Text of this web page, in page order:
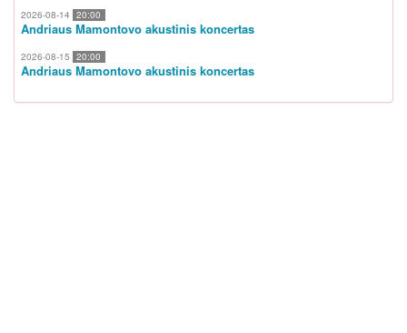
2026-08-14 20:00
Andriaus Mamontovo akustinis koncertas
2026-08-15 20:00
Andriaus Mamontovo akustinis koncertas